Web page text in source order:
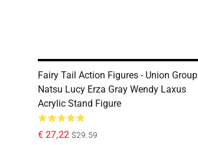
Fairy Tail Action Figures - Union Group
Natsu Lucy Erza Gray Wendy Laxus
Acrylic Stand Figure
€ 27,22 $29.59